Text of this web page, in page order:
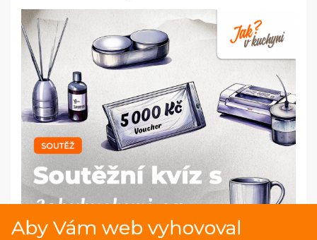
Aby Vám web vyhovoval